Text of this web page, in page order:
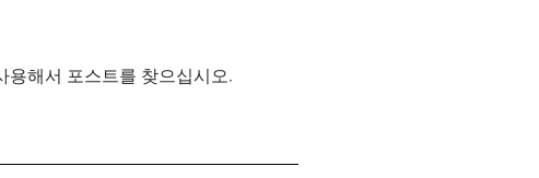
해서 포스트를 찾으십시오.